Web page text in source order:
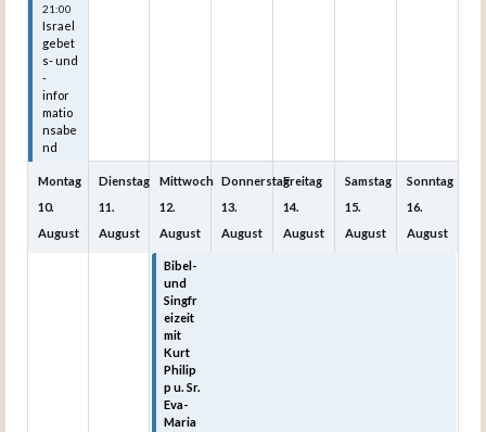
21:00
Israel
gebet
s- und
-
infor
matio
nsabe
nd
Montag
10.
August
Dienstag
11.
August
Mittwoch
12.
August
Bibel-
und
Singfr
eizeit
mit
Kurt
Philip
p u. Sr.
Eva-
Maria
Donnerstag
13.
August
Freitag
14.
August
Samstag
15.
August
Sonntag
16.
August